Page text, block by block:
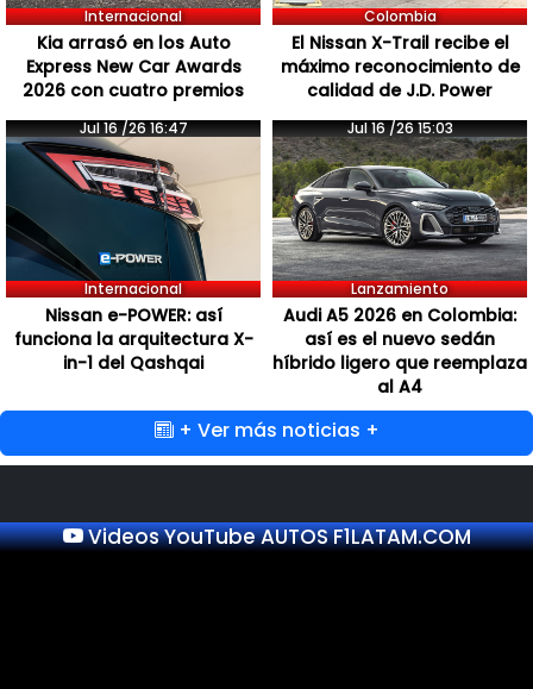
Internacional
Kia arrasó en los Auto
Express New Car Awards
2026 con cuatro premios
Colombia
El Nissan X-Trail recibe el
máximo reconocimiento de
calidad de J.D. Power
Jul 16 /26 16:47
Internacional
Nissan e-POWER: así
funciona la arquitectura X-
in-1 del Qashqai
Jul 16 /26 15:03
Lanzamiento
Audi A5 2026 en Colombia:
así es el nuevo sedán
híbrido ligero que reemplaza
al A4
+ Ver más noticias +
Videos YouTube AUTOS F1LATAM.COM